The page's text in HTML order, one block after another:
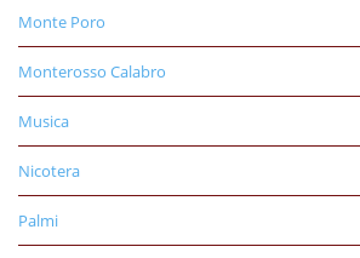
Monte Poro
Monterosso Calabro
Musica
Nicotera
Palmi